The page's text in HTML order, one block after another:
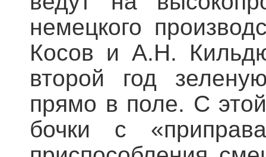
немецкого
Косов и А.Н.
второй год
прямо в поле. С
бочки с